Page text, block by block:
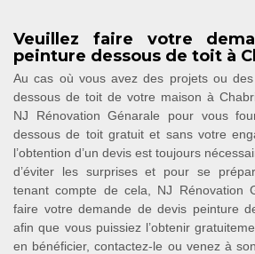
Veuillez faire votre
peinture dessous de toit à
Au cas où vous avez des projets ou
dessous de toit de votre maison à
NJ Rénovation Génarale pour vous
dessous de toit gratuit et sans votre
l’obtention d’un devis est toujours
d’éviter les surprises et pour se
tenant compte de cela, NJ Rénovation
faire votre demande de devis peinture
afin que vous puissiez l’obtenir
en bénéficier, contactez-le ou venez à